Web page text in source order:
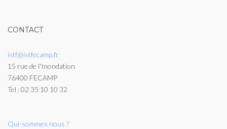
CONTACT
istf@istfecamp.fr
15 rue de l'Inondation
76400 FECAMP
Tel : 02 35 10 10 32
Qui-sommes nous ?